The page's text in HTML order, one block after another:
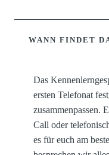
WANN FINDET
Das
ersten Telefonat
zusammenpassen.
Call oder
es für euch am